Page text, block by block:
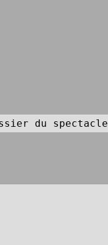
du spectacle